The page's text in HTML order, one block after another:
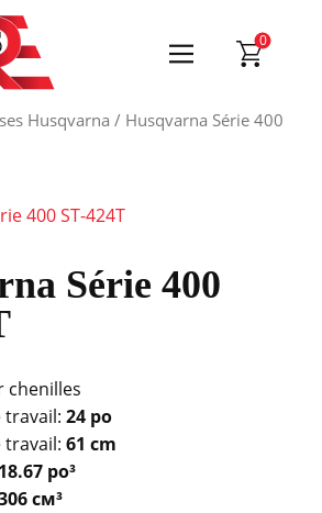
0
Husqvarna / Husqvarna Série 400
Série 400
chenilles
travail:24 po
travail:61 cm
18.67 po³
см³